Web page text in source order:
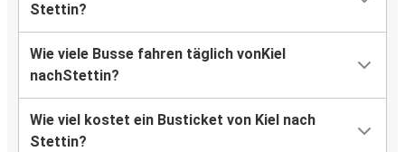
Stettin?
Wie viele Busse fahren täglich vonKiel
nachStettin?
Wie viel kostet ein Busticket von Kiel nach
Stettin?